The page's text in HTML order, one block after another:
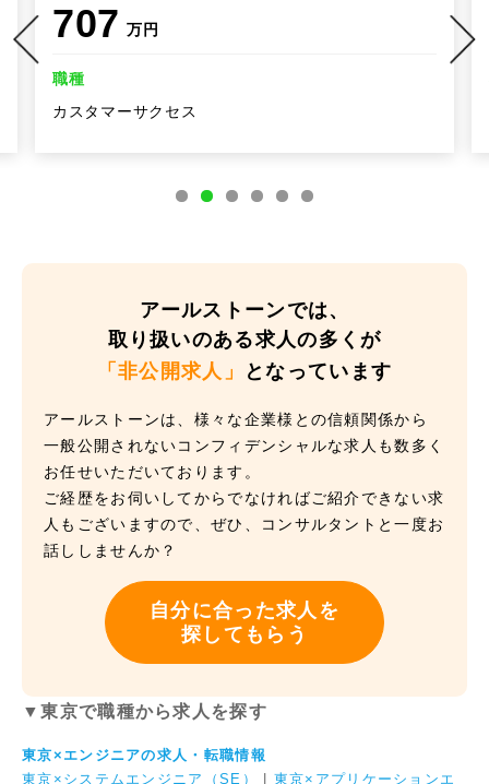
707 万円
職種
カスタマーサクセス
アールストーンでは、
取り扱いのある求人の多くが
「非公開求人」
となっています
アールストーンは、様々な企業様との信頼関係から
一般公開されないコンフィデンシャルな求人も数多く
お任せいただいております。
ご経歴をお伺いしてからでなければご紹介できない求
人もございますので、ぜひ、コンサルタントと一度お
話ししませんか？
自分に合った求人を
探してもらう
▼東京で職種から求人を探す
東京×エンジニアの求人・転職情報
東京×システムエンジニア（SE）
東京×アプリケーションエ